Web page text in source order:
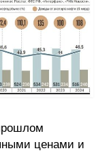
ценами и